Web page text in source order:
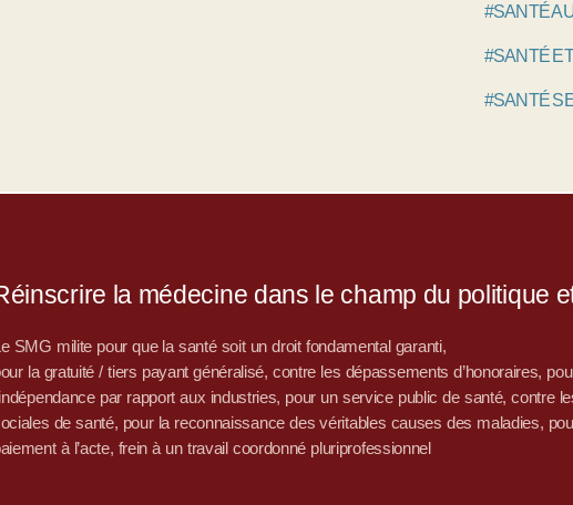
#SANTÉ
#SANTÉ
#SANTÉ
la médecine dans le champ du politique
SMG milite pour que la santé soit un droit fondamental garanti,
la gratuité / tiers payant généralisé, contre les dépassements d’honoraires,
par rapport aux industries, pour un service public de santé, contre
de santé, pour la reconnaissance des véritables causes des maladies,
à l’acte, frein à un travail coordonné pluriprofessionnel